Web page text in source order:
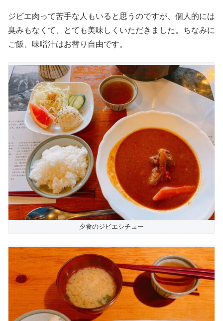
ジビエ肉って苦手な人もいると思うのですが、個人的には
臭みもなくて、とても美味しくいただきました。ちなみに
ご飯、味噌汁はお替り自由です。
夕食のジビエシチュー